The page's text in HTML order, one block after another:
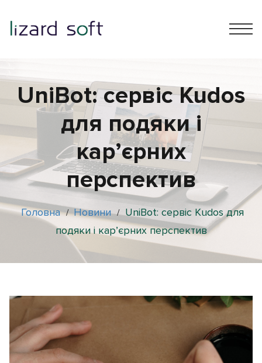
UniBot: сервіс Kudos
для подяки і
кар’єрних
перспектив
Головна / Новини /
UniBot: сервіс Kudos для
подяки і кар’єрних перспектив